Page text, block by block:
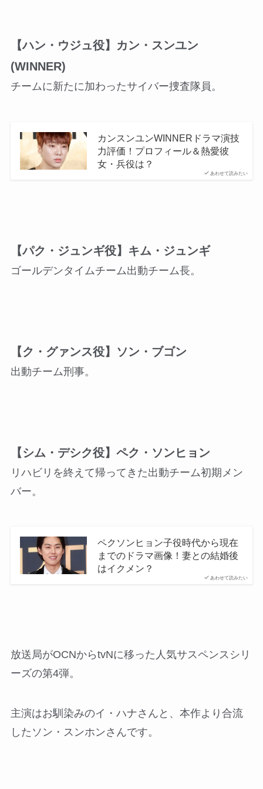
【ハン・ウジュ役】カン・スンユン
(WINNER)
チームに新たに加わったサイバー捜査隊員。
あわせて読みたい
カンスンユンWINNERドラマ演技
力評価！プロフィール＆熱愛彼
女・兵役は？
【パク・ジュンギ役】キム・ジュンギ
ゴールデンタイムチーム出動チーム長。
【ク・グァンス役】ソン・ブゴン
出動チーム刑事。
【シム・デシク役】ペク・ソンヒョン
リハビリを終えて帰ってきた出動チーム初期メン
バー。
あわせて読みたい
ペクソンヒョン子役時代から現在
までのドラマ画像！妻との結婚後
はイクメン？
放送局がOCNからtvNに移った人気サスペンスシリ
ーズの第4弾。
主演はお馴染みのイ・ハナさんと、本作より合流
したソン・スンホンさんです。